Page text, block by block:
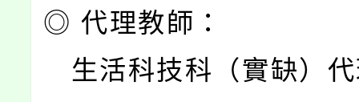
◎ 代理教師：
生活科技科（實缺）